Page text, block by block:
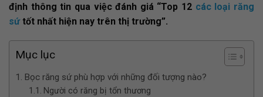
định thông tin qua việc đánh giá “Top 12 các loại răng
sứtốt nhất hiện nay trên thị trường”.
Mục lục
Bọc răng sứ phù hợp với những đối tượng nào?
Người có răng bị tổn thương